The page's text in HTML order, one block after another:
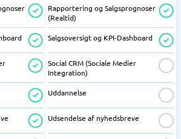
Rapportering og Salgsprognoser
(Realtid)
Salgsoversigt og KPI-Dashboard
Social CRM (Sociale Medier
Integration)
Uddannelse
Udsendelse af nyhedsbreve